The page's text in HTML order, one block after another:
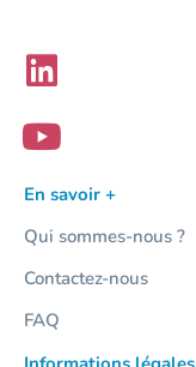
En savoir +
Qui sommes-nous ?
Contactez-nous
FAQ